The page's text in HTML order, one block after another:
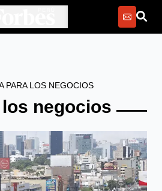
PARA LOS NEGOCIOS
negocios